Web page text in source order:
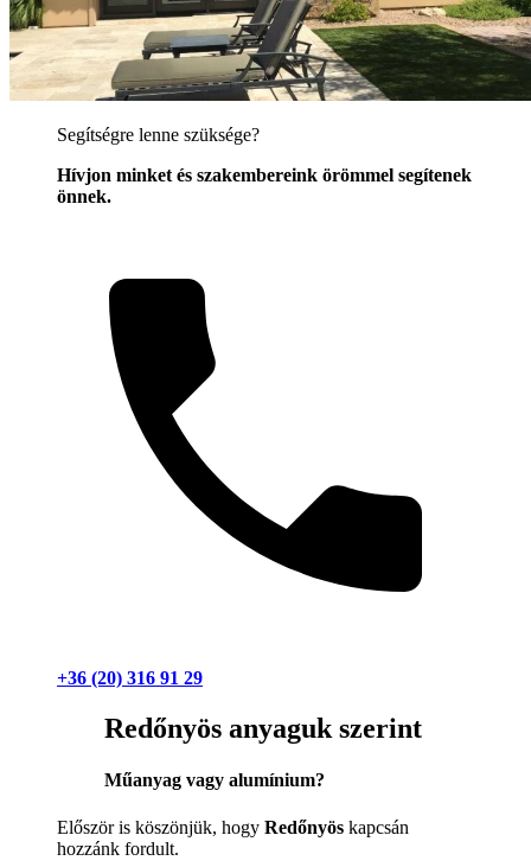
Segítségre lenne szüksége?
Hívjon minket és szakembereink örömmel segítenek
önnek.
+36 (20) 316 91 29
Redőnyös anyaguk szerint
Műanyag vagy alumínium?
Először is köszönjük, hogy Redőnyös kapcsán
hozzánk fordult.